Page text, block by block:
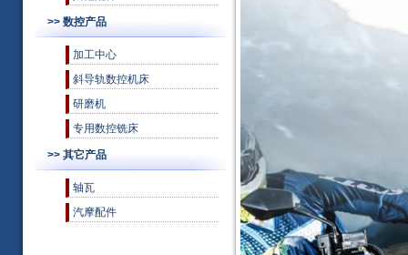
>> 数控产品
加工中心
斜导轨数控机床
研磨机
专用数控铣床
>> 其它产品
轴瓦
汽摩配件